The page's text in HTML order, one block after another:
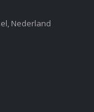
Nederland